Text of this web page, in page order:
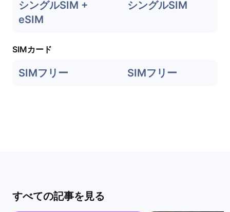
シングルSIM +
eSIM
シングルSIM
SIMカード
SIMフリー SIMフリー
すべての記事を見る